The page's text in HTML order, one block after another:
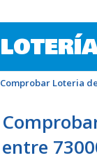
Comprobar Loteria
entre